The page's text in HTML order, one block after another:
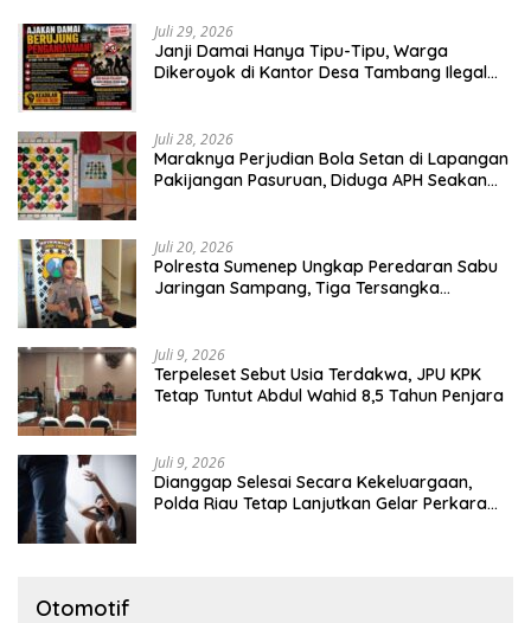
Juli 29, 2026
Janji Damai Hanya Tipu-Tipu, Warga
Dikeroyok di Kantor Desa Tambang Ilegal
Juli 28, 2026
Maraknya Perjudian Bola Setan di Lapangan
Pakijangan Pasuruan, Diduga APH Seakan
Juli 20, 2026
Polresta Sumenep Ungkap Peredaran Sabu
Jaringan Sampang, Tiga Tersangka
Juli 9, 2026
Terpeleset Sebut Usia Terdakwa, JPU KPK
Tetap Tuntut Abdul Wahid 8,5 Tahun Penjara
Juli 9, 2026
Dianggap Selesai Secara Kekeluargaan,
Polda Riau Tetap Lanjutkan Gelar Perkara
Otomotif